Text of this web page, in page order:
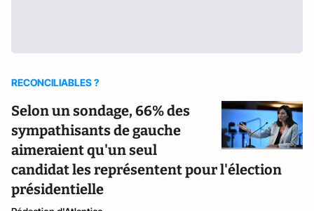
RECONCILIABLES ?
Selon un sondage, 66% des
sympathisants de gauche
aimeraient qu'un seul
candidat les représentent pour l'élection
présidentielle